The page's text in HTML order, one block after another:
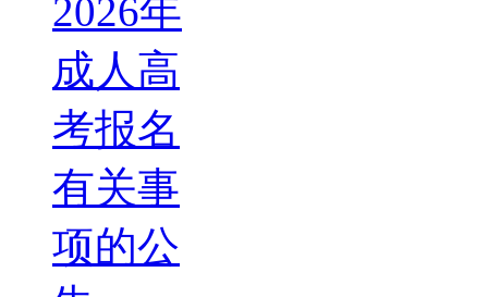
2026年
成人高
考报名
有关事
项的公